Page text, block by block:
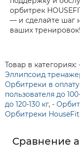
орбитрек
— и сделайте шаг
ваших тренировок!
Товар в категориях:
Эллипсоид
Орбитреки в
пользователя до 100-
до 120-130 кг, -
Орбитреки HouseFit
Сравнение